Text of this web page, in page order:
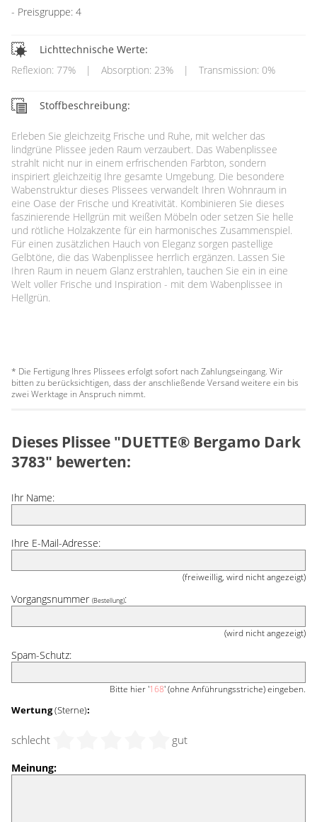
Preisgruppe: 4
Lichttechnische Werte:
Reflexion: 77%
| Absorption: 23% | Transmission: 0%
Stoffbeschreibung:
Erleben Sie gleichzeitg Frische und Ruhe, mit welcher das
lindgrüne Plissee jeden Raum verzaubert. Das Wabenplissee
strahlt nicht nur in einem erfrischenden Farbton, sondern
inspiriert gleichzeitig Ihre gesamte Umgebung. Die besondere
Wabenstruktur dieses Plissees verwandelt Ihren Wohnraum in
eine Oase der Frische und Kreativität. Kombinieren Sie dieses
faszinierende Hellgrün mit weißen Möbeln oder setzen Sie helle
und rötliche Holzakzente für ein harmonisches Zusammenspiel.
Für einen zusätzlichen Hauch von Eleganz sorgen pastellige
Gelbtöne, die das Wabenplissee herrlich ergänzen. Lassen Sie
Ihren Raum in neuem Glanz erstrahlen, tauchen Sie ein in eine
Welt voller Frische und Inspiration - mit dem Wabenplissee in
Hellgrün.
* Die Fertigung Ihres Plissees erfolgt sofort nach Zahlungseingang. Wir
bitten zu berücksichtigen, dass der anschließende Versand weitere ein bis
zwei Werktage in Anspruch nimmt.
Dieses Plissee "DUETTE® Bergamo Dark
3783" bewerten:
Ihr Name:
Ihre E-Mail-Adresse:
(freiweillig, wird nicht angezeigt)
Vorgangsnummer (Bestellung):
(wird nicht angezeigt)
Spam-Schutz:
Bitte hier '168' (ohne Anführungsstriche) eingeben.
Wertung(Sterne):
schlecht gut
Meinung: